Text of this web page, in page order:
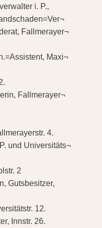
i. P.,
Fallmerayer¬
Maxi¬
Fallmerayer¬
4.
und Universitäts¬
2
Gutsbesitzer,
12.
Innstr. 26.